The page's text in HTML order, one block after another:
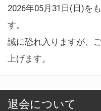
2026年05月31日(日)を
す。
誠に恐れ入りますが、
上げます。
退会について